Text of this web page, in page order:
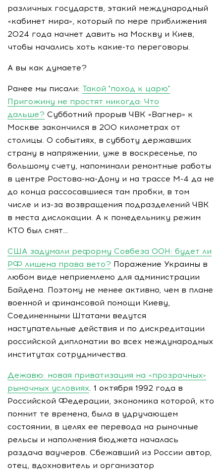
различных государств, этакий международный
«кабинет мира», который по мере приближения
2024 года начнет давить на Москву и Киев,
чтобы начались хоть какие-то переговоры.
А вы как думаете?
Ранее мы писали: Такой "поход к царю"
Пригожину не простят никогда: Что
дальше? Субботний прорыв ЧВК «Вагнер» к
Москве закончился в 200 километрах от
столицы. О событиях, в субботу державших
страну в напряжении, уже в воскресенье, по
большому счету, напоминали ремонтные работы
в центре Ростова-на-Дону и на трассе М-4 да не
до конца рассосавшиеся там пробки, в том
числе и из-за возвращения подразделений ЧВК
в места дислокации. А к понедельнику режим
КТО был снят…
США задумали реформу Совбеза ООН: будет ли
РФ лишена права вето? Поражение Украины в
любом виде неприемлемо для администрации
Байдена. Поэтому не менее активно, чем в плане
военной и финансовой помощи Киеву,
Соединенными Штатами ведутся
наступательные действия и по дискредитации
российской дипломатии во всех международных
институтах сотрудничества.
Дежавю: новая приватизация на «прозрачных»
рыночных условиях. 1 октября 1992 года в
Российской Федерации, экономика которой, кто
помнит те времена, была в удручающем
состоянии, в целях ее перевода на рыночные
рельсы и наполнения бюджета началась
раздача ваучеров. Сбежавший из России автор,
отец, вдохновитель и организатор